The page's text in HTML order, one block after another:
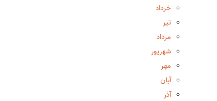
خرداد
تیر
مرداد
شهریور
مهر
آبان
آذر